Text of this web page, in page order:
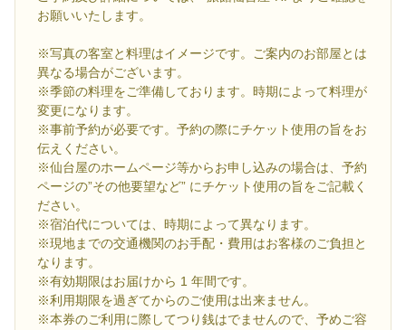
お願いいたします。
※写真の客室と料理はイメージです。ご案内のお部屋とは
異なる場合がございます。
※季節の料理をご準備しております。時期によって料理が
変更になります。
※事前予約が必要です。予約の際にチケット使用の旨をお
伝えください。
※仙台屋のホームページ等からお申し込みの場合は、予約
ページの”その他要望など” にチケット使用の旨をご記載く
ださい。
※宿泊代については、時期によって異なります。
※現地までの交通機関のお手配・費用はお客様のご負担と
なります。
※有効期限はお届けから 1 年間です。
※利用期限を過ぎてからのご使用は出来ません。
※本券のご利用に際してつり銭はでませんので、予めご容